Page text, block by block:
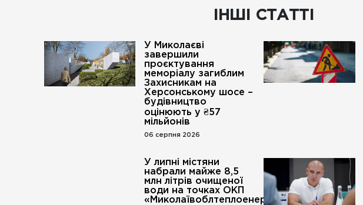
ІНШІ СТАТТІ
У Миколаєві
завершили
проєктування
меморіалу загиблим
Захисникам на
Херсонському шосе –
будівництво
оцінюють у ₴57
мільйонів
06 серпня 2026
У липні містяни
набрали майже 8,5
млн літрів очищеної
води на точках ОКП
«Миколаївоблтеплоенерго».